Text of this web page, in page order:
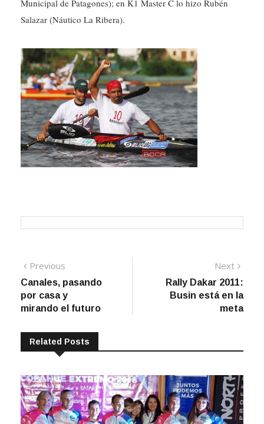
Municipal de Patagones); en K1 Master C lo hizo Rubén
Salazar (Náutico La Ribera).
Navegación
de
entradas
Previous
post:
Canales, pasando
por casa y
mirando el futuro
Next
Rally Dakar 2011:
Busin está en la
meta
Related Posts